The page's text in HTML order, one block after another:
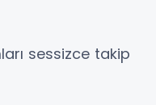
sessizce takip